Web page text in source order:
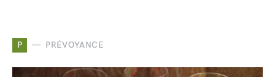
P PRÉVOYANCE